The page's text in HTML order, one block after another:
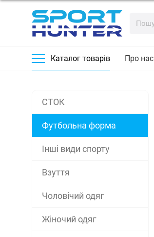
Каталог товарів Про нас
СТОК
Футбольна форма
Інші види спорту
Взуття
Чоловічий одяг
Жіночий одяг